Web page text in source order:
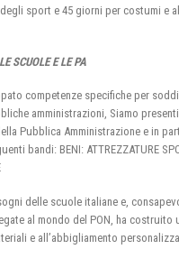
sport e 45 giorni per costumi e
SCUOLE E LE PA
competenze specifiche per
amministrazioni, Siamo
Pubblica Amministrazione e in
bandi: BENI: ATTREZZATURE
delle scuole italiane e,
al mondo del PON, ha costruito
e all’abbigliamento